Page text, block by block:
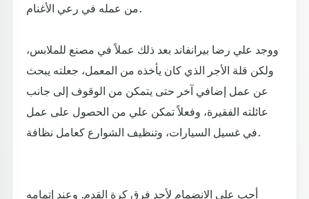
من عمله في رعي الأغنام.
ووجد علي رضا بيرانفاند بعد ذلك عملاً في مصنع للملابس،
ولكن قلة الأجر الذي كان يأخذه من المعمل، جعلته يبحث
عن عمل إضافي آخر حتى يتمكن من الوقوف إلى جانب
عائلته الفقيرة، وفعلاً تمكن علي من الحصول على عمل
في غسيل السيارات، وتنظيف الشوارع كعامل نظافة.
أحب علي الانضمام لأحد فرق كرة القدم. وعند إتمامه